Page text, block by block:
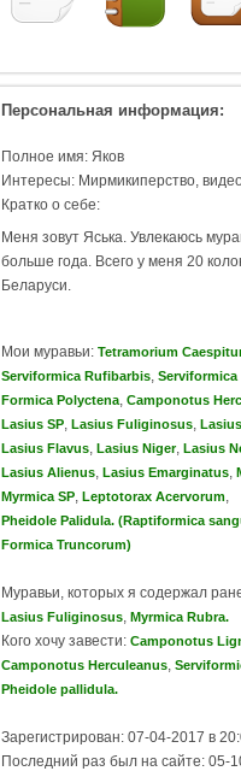
Персональная информация:
Полное имя: Яков
Интересы: Мирмикиперство,
Кратко о себе:
Меня зовут Яська. Увлекаюсь
больше года. Всего у меня 20
Беларуси.
Мои муравьи: Tetramorium
Serviformica Rufibarbis Serviformica
Formica Polyctena Camponotus
Lasius SP Lasius Fuliginosus
Lasius Flavus Lasius Niger, Lasius
Lasius Alienus Lasius Emarginatus
Myrmica SP Leptotorax Acervorum
Pheidole Palidula. (Raptiformica
Formica Truncorum)
Муравьи, которых я содержал
Lasius Fuliginosus Myrmica Rubra.
Кого хочу завести: Camponotus
Camponotus Herculeanus
Pheidole pallidula.
Зарегистрирован: 07-04-2017 в
Последний раз был на сайте: 05-